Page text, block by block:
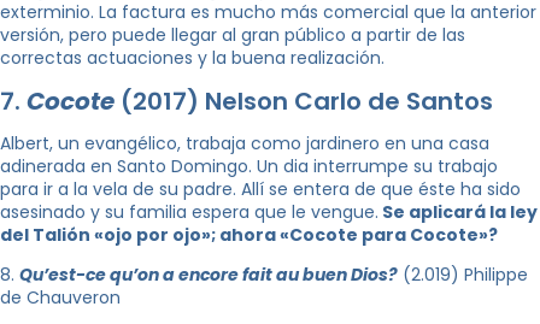
exterminio. La factura es mucho más comercial que la anterior
versión, pero puede llegar al gran público a partir de las
correctas actuaciones y la buena realización.
7. Cocote (2017) Nelson Carlo de Santos
Albert, un evangélico, trabaja como jardinero en una casa
adinerada en Santo Domingo. Un dia interrumpe su trabajo
para ir a la vela de su padre. Allí se entera de que éste ha sido
asesinado y su familia espera que le vengue. Se aplicará la ley
del Talión «ojo por ojo»; ahora «Cocote para Cocote»?
8. Qu’est-ce qu’on a encore fait au buen Dios? (2.019) Philippe
de Chauveron